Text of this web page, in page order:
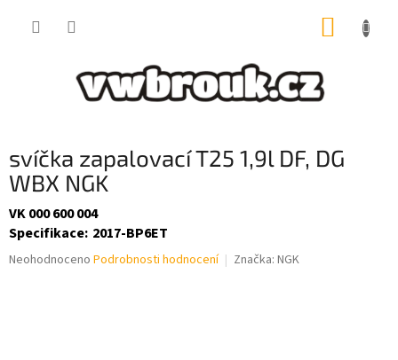
svíčka zapalovací T25 1,9l DF, DG
WBX NGK
VK 000 600 004
Specifikace: 2017-BP6ET
Průměrné
Neohodnoceno Podrobnosti hodnocení Značka: NGK